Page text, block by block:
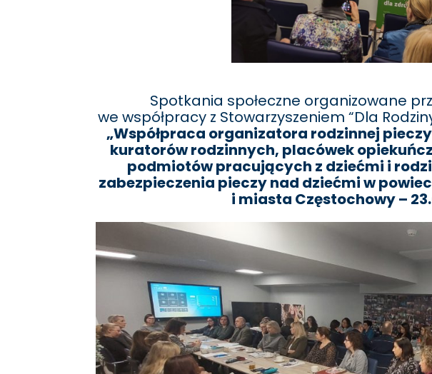
Spotkania społeczne organizowane
we współpracy z Stowarzyszeniem “Dla
„Współpraca organizatora rodzinnej
kuratorów rodzinnych, placówek
podmiotów pracujących z dziećmi i
zabezpieczenia pieczy nad dziećmi w
i miasta Częstochowy –